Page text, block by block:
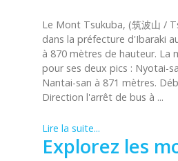
Le Mont Tsukuba, (筑波山 /
dans la préfecture d'Ibaraki
à 870 mètres de hauteur. La
pour ses deux pics : Nyotai-
Nantai-san à 871 mètres.
Direction l'arrêt de bus à ...
Lire la suite...
Explorez les